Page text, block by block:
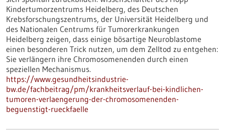
Kindertumorzentrums Heidelberg, des Deutschen
Krebsforschungszentrums, der Universität Heidelberg und
des Nationalen Centrums für Tumorerkrankungen
Heidelberg zeigen, dass einige bösartige Neuroblastome
einen besonderen Trick nutzen, um dem Zelltod zu entgehen:
Sie verlängern ihre Chromosomenenden durch einen
speziellen Mechanismus.
https://www.gesundheitsindustrie-
bw.de/fachbeitrag/pm/krankheitsverlauf-bei-kindlichen-
tumoren-verlaengerung-der-chromosomenenden-
beguenstigt-rueckfaelle